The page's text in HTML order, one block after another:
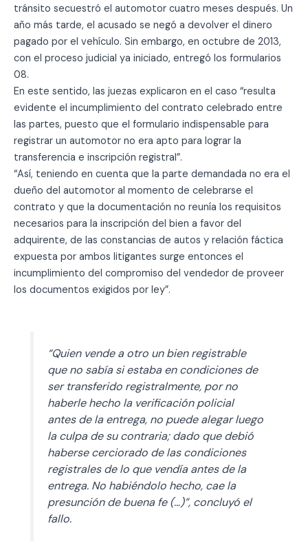
tránsito secuestró el automotor cuatro meses después. Un
año más tarde, el acusado se negó a devolver el dinero
pagado por el vehículo. Sin embargo, en octubre de 2013,
con el proceso judicial ya iniciado, entregó los formularios
08.
En este sentido, las juezas explicaron en el caso “resulta
evidente el incumplimiento del contrato celebrado entre
las partes, puesto que el formulario indispensable para
registrar un automotor no era apto para lograr la
transferencia e inscripción registral”.
“Así, teniendo en cuenta que la parte demandada no era el
dueño del automotor al momento de celebrarse el
contrato y que la documentación no reunía los requisitos
necesarios para la inscripción del bien a favor del
adquirente, de las constancias de autos y relación fáctica
expuesta por ambos litigantes surge entonces el
incumplimiento del compromiso del vendedor de proveer
los documentos exigidos por ley”.
“Quien vende a otro un bien registrable
que no sabía si estaba en condiciones de
ser transferido registralmente, por no
haberle hecho la verificación policial
antes de la entrega, no puede alegar luego
la culpa de su contraria; dado que debió
haberse cerciorado de las condiciones
registrales de lo que vendía antes de la
entrega. No habiéndolo hecho, cae la
presunción de buena fe (…)”, concluyó el
fallo.